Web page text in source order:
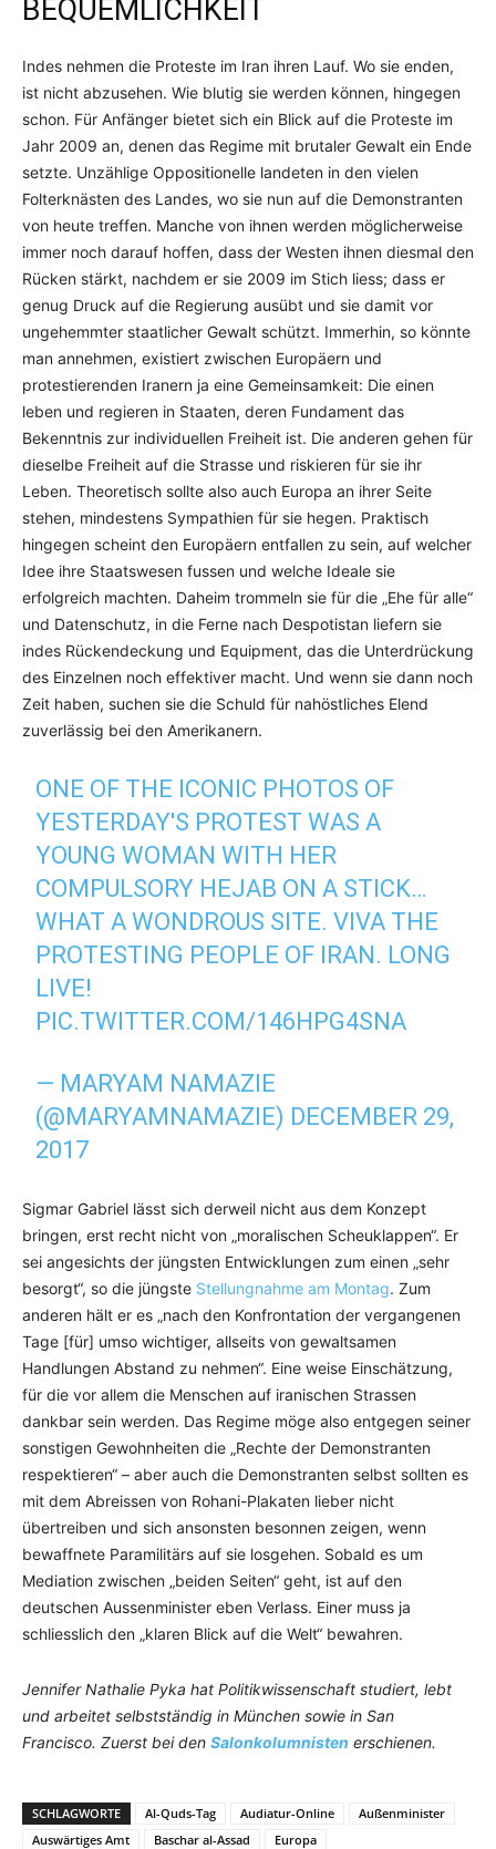
BEQUEMLICHKEIT
Indes nehmen die Proteste im Iran ihren Lauf. Wo sie enden,
ist nicht abzusehen. Wie blutig sie werden können, hingegen
schon. Für Anfänger bietet sich ein Blick auf die Proteste im
Jahr 2009 an, denen das Regime mit brutaler Gewalt ein Ende
setzte. Unzählige Oppositionelle landeten in den vielen
Folterknästen des Landes, wo sie nun auf die Demonstranten
von heute treffen. Manche von ihnen werden möglicherweise
immer noch darauf hoffen, dass der Westen ihnen diesmal den
Rücken stärkt, nachdem er sie 2009 im Stich liess; dass er
genug Druck auf die Regierung ausübt und sie damit vor
ungehemmter staatlicher Gewalt schützt. Immerhin, so könnte
man annehmen, existiert zwischen Europäern und
protestierenden Iranern ja eine Gemeinsamkeit: Die einen
leben und regieren in Staaten, deren Fundament das
Bekenntnis zur individuellen Freiheit ist. Die anderen gehen für
dieselbe Freiheit auf die Strasse und riskieren für sie ihr
Leben. Theoretisch sollte also auch Europa an ihrer Seite
stehen, mindestens Sympathien für sie hegen. Praktisch
hingegen scheint den Europäern entfallen zu sein, auf welcher
Idee ihre Staatswesen fussen und welche Ideale sie
erfolgreich machten. Daheim trommeln sie für die „Ehe für alle“
und Datenschutz, in die Ferne nach Despotistan liefern sie
indes Rückendeckung und Equipment, das die Unterdrückung
des Einzelnen noch effektiver macht. Und wenn sie dann noch
Zeit haben, suchen sie die Schuld für nahöstliches Elend
zuverlässig bei den Amerikanern.
ONE OF THE ICONIC PHOTOS OF
YESTERDAY'S PROTEST WAS A
YOUNG WOMAN WITH HER
COMPULSORY HEJAB ON A STICK…
WHAT A WONDROUS SITE. VIVA THE
PROTESTING PEOPLE OF IRAN. LONG
LIVE!
PIC.TWITTER.COM/146HPG4SNA
— MARYAM NAMAZIE
(@MARYAMNAMAZIE) DECEMBER 29,
2017
Sigmar Gabriel lässt sich derweil nicht aus dem Konzept
bringen, erst recht nicht von „moralischen Scheuklappen“. Er
sei angesichts der jüngsten Entwicklungen zum einen „sehr
besorgt“, so die jüngste Stellungnahme am Montag. Zum
anderen hält er es „nach den Konfrontation der vergangenen
Tage [für] umso wichtiger, allseits von gewaltsamen
Handlungen Abstand zu nehmen“. Eine weise Einschätzung,
für die vor allem die Menschen auf iranischen Strassen
dankbar sein werden. Das Regime möge also entgegen seiner
sonstigen Gewohnheiten die „Rechte der Demonstranten
respektieren“ – aber auch die Demonstranten selbst sollten es
mit dem Abreissen von Rohani-Plakaten lieber nicht
übertreiben und sich ansonsten besonnen zeigen, wenn
bewaffnete Paramilitärs auf sie losgehen. Sobald es um
Mediation zwischen „beiden Seiten“ geht, ist auf den
deutschen Aussenminister eben Verlass. Einer muss ja
schliesslich den „klaren Blick auf die Welt“ bewahren.
Jennifer Nathalie Pyka hat Politikwissenschaft studiert, lebt
und arbeitet selbstständig in München sowie in San
Francisco. Zuerst bei den Salonkolumnisten erschienen.
SCHLAGWORTE Al-Quds-Tag Audiatur-Online
Außenminister
Auswärtiges Amt
Baschar al-Assad
Europa